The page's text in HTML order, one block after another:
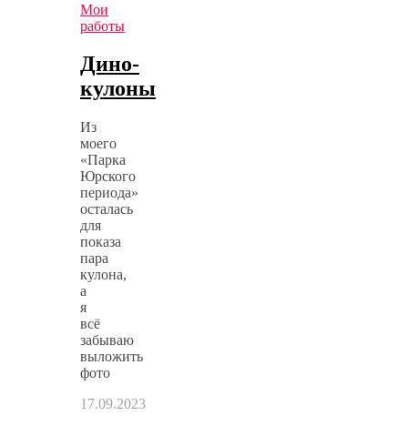
Мои
работы
Дино-
кулоны
Из
моего
«Парка
Юрского
периода»
осталась
для
показа
пара
кулона,
а
я
всё
забываю
выложить
фото
17.09.2023